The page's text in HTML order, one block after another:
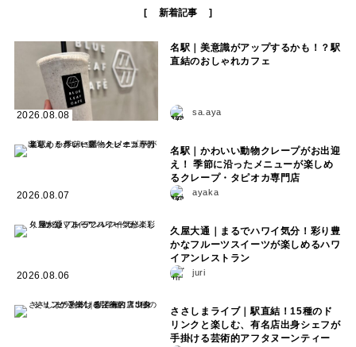
新着記事
2026.08.08
名駅｜美意識がアップするかも！？駅
直結のおしゃれカフェ
sa.aya
2026.08.07
名駅｜かわいい動物クレープがお出迎
え！ 季節に沿ったメニューが楽しめ
るクレープ・タピオカ専門店
ayaka
2026.08.06
久屋大通｜まるでハワイ気分！彩り豊
かなフルーツスイーツが楽しめるハワ
イアンレストラン
juri
ささしまライブ｜駅直結！15種のド
リンクと楽しむ、有名店出身シェフが
手掛ける芸術的アフタヌーンティー